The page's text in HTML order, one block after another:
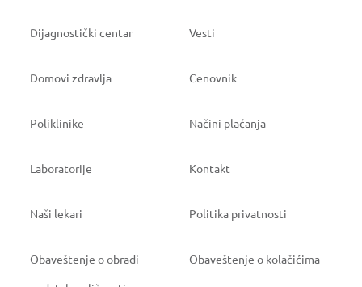
Dijagnostički centar Vesti
Domovi zdravlja Cenovnik
Poliklinike Načini plaćanja
Laboratorije Kontakt
Naši lekari Politika privatnosti
Obaveštenje o obradi
Obaveštenje o kolačićima